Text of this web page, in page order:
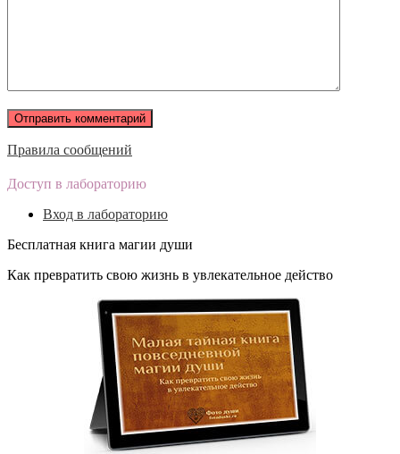
Правила сообщений
Доступ в лабораторию
Вход в лабораторию
Бесплатная книга магии души
Как превратить свою жизнь в увлекательное действо